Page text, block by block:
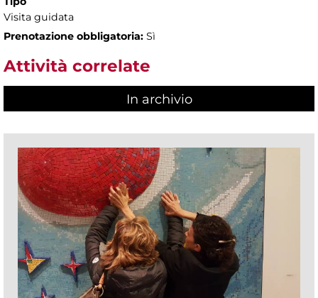
Visita guidata
Prenotazione obbligatoria: Sì
Attività correlate
In archivio